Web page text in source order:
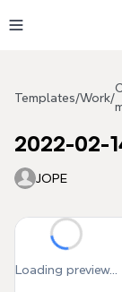
Templates/Work/
2022-02-
JOPE
Loading preview...